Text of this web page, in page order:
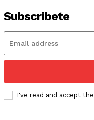
Subscribete
I've read and accept the